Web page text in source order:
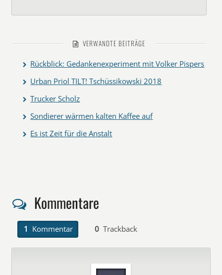
VERWANDTE BEITRÄGE
Rückblick: Gedankenexperiment mit Volker Pispers
Urban Priol TILT! Tschüssikowski 2018
Trucker Scholz
Sondierer wärmen kalten Kaffee auf
Es ist Zeit für die Anstalt
Kommentare
1 Kommentar 0 Trackback